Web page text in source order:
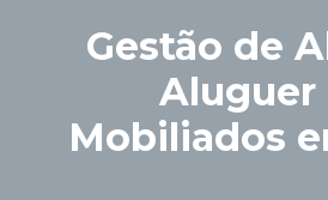
Gestão de
Aluguer
Mobiliados